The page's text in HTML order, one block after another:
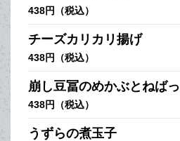
438円（税込）
チーズカリカリ揚げ
438円（税込）
崩し豆冨のめかぶとねば
438円（税込）
うずらの煮玉子